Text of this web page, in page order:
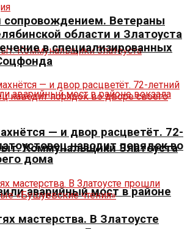
Коммунальщики Златоуста
аварийный мост в районе
Ветераны
области и Златоуста
в специализированных
— и двор расцветёт. 72-
наводит порядок во
дома
мастерства. В Златоусте